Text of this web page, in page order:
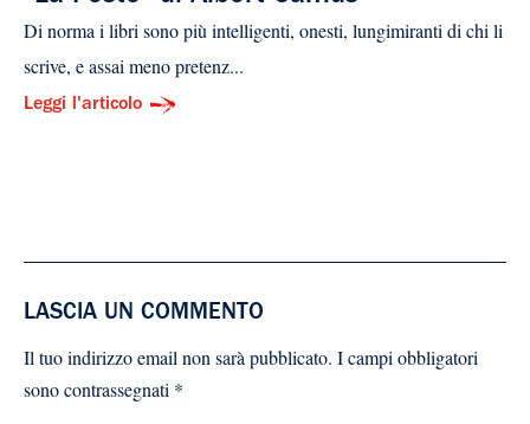
Di norma i libri sono più intelligenti, onesti, lungimiranti di chi li
scrive, e assai meno pretenz...
Leggi l'articolo
LASCIA UN COMMENTO
Il tuo indirizzo email non sarà pubblicato. I campi obbligatori
sono contrassegnati *